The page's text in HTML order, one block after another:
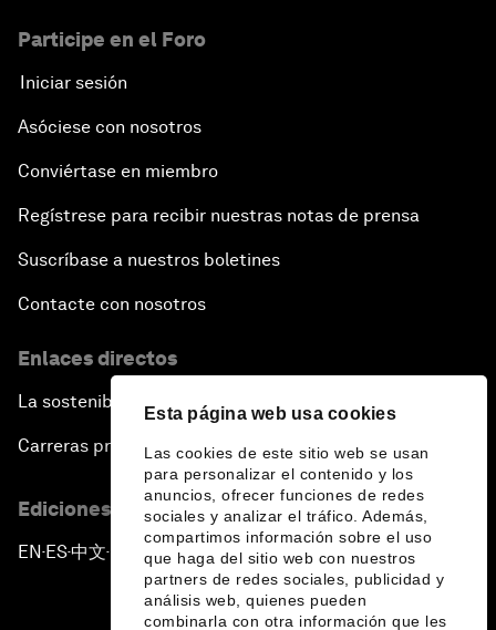
Esta página web usa cookies
Las cookies de este sitio web se usan
para personalizar el contenido y los
anuncios, ofrecer funciones de redes
sociales y analizar el tráfico. Además,
compartimos información sobre el uso
que haga del sitio web con nuestros
partners de redes sociales, publicidad y
análisis web, quienes pueden
combinarla con otra información que les
Participe en el Foro
Iniciar sesión
Asóciese con nosotros
Conviértase en miembro
Regístrese para recibir nuestras notas de prensa
Suscríbase a nuestros boletines
Contacte con nosotros
Enlaces directos
La sostenibilidad en el Foro
Carreras profesionales
Ediciones en otros idiomas
EN ▪ES▪中文▪ 日本語